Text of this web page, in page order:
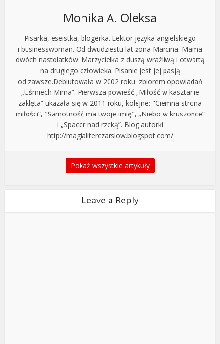
Monika A. Oleksa
Pisarka, eseistka, blogerka. Lektor języka angielskiego
i businesswoman. Od dwudziestu lat żona Marcina. Mama
dwóch nastolatków. Marzycielka z duszą wrażliwą i otwartą
na drugiego człowieka. Pisanie jest jej pasją
od zawsze.Debiutowała w 2002 roku zbiorem opowiadań
„Uśmiech Mima”. Pierwsza powieść „Miłość w kasztanie
zaklęta” ukazała się w 2011 roku, kolejne: "Ciemna strona
miłości”, "Samotność ma twoje imię", „Niebo w kruszonce”
i „Spacer nad rzeką”. Blog autorki
http://magialiterczarslow.blogspot.com/
Pokaż wszystkie artykuły
Leave a Reply